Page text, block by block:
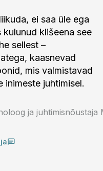
ei saa üle ega
kulunud klišeena see
sellest –
kaasnevad
mis valmistavad
inimeste juhtimisel.
ja